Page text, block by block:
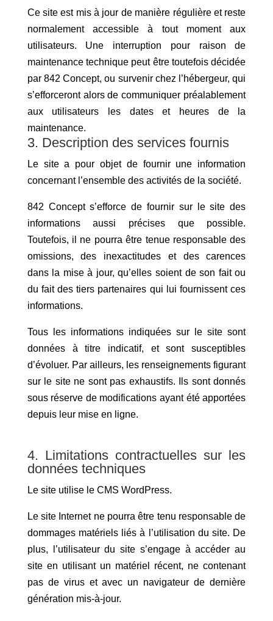
Ce site est mis à jour de manière régulière et reste
normalement accessible à tout moment aux
utilisateurs. Une interruption pour raison de
maintenance technique peut être toutefois décidée
par 842 Concept, ou survenir chez l’hébergeur, qui
s’efforceront alors de communiquer préalablement
aux utilisateurs les dates et heures de la
maintenance.
3. Description des services fournis
Le site a pour objet de fournir une information
concernant l’ensemble des activités de la société.
842 Concept s’efforce de fournir sur le site des
informations aussi précises que possible.
Toutefois, il ne pourra être tenue responsable des
omissions, des inexactitudes et des carences
dans la mise à jour, qu’elles soient de son fait ou
du fait des tiers partenaires qui lui fournissent ces
informations.
Tous les informations indiquées sur le site sont
données à titre indicatif, et sont susceptibles
d’évoluer. Par ailleurs, les renseignements figurant
sur le site ne sont pas exhaustifs. Ils sont donnés
sous réserve de modifications ayant été apportées
depuis leur mise en ligne.
4. Limitations contractuelles sur les
données techniques
Le site utilise le CMS WordPress.
Le site Internet ne pourra être tenu responsable de
dommages matériels liés à l’utilisation du site. De
plus, l’utilisateur du site s’engage à accéder au
site en utilisant un matériel récent, ne contenant
pas de virus et avec un navigateur de dernière
génération mis-à-jour.